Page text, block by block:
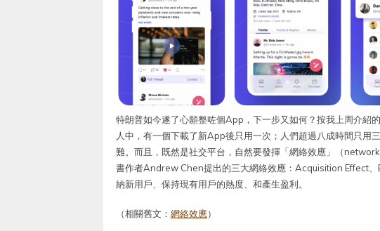
特朗普如今遂了心願整咗個App，下一步又如何？按我上周介紹
人中，有一個下載了新App後只用一次；人們超過八成時間只用
難。而且，既然是社交平台，自然要發揮「網絡效應」（
書作者Andrew Chen提出的三大網絡效應：Acquisition Effect
納新用戶、保持現有用戶的熱度、和產生盈利。
（相關舊文： 網絡效應）